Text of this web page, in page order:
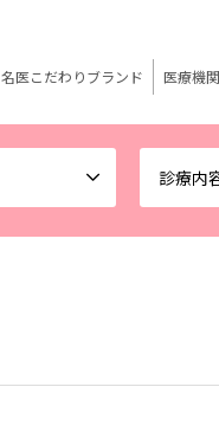
診療内
名医こだわりブランド 医療機